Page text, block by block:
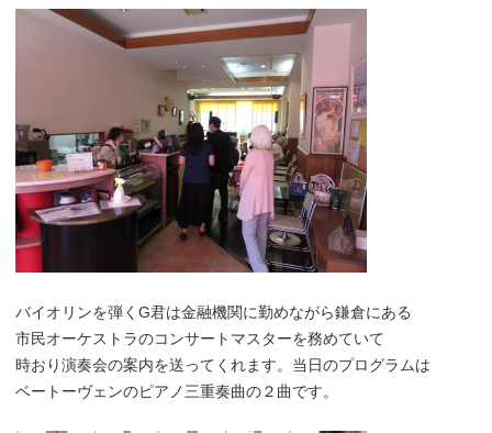
バイオリンを弾くG君は金融機関に勤めながら鎌倉にある
市民オーケストラのコンサートマスターを務めていて
時おり演奏会の案内を送ってくれます。当日のプログラムは
ベートーヴェンのピアノ三重奏曲の２曲です。